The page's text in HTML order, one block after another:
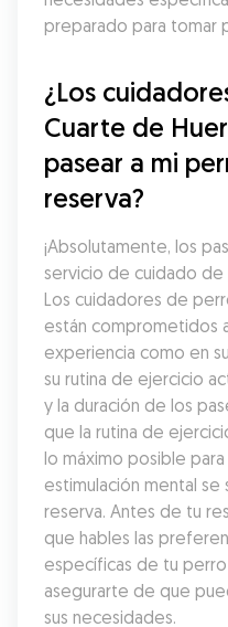
preparado para tomar
¿Los
Cuarte de
pasear a mi
reserva?
¡Absolutamente, los
servicio de cuidado de
Los cuidadores de
están comprometidos
experiencia como en
su rutina de ejercicio
y la duración de los
que la rutina de
lo máximo posible
estimulación mental se
reserva. Antes de tu
que hables las
específicas de tu
asegurarte de que
sus necesidades.